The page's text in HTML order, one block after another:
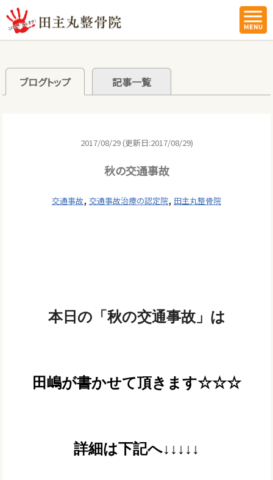
ブログトップ 記事一覧
2017/08/29 (更新日:2017/08/29)
秋の交通事故
交通事故, 交通事故治療の認定院, 田主丸整骨院
本日の「秋の交通事故」は
田嶋が書かせて頂きます☆☆☆
詳細は下記へ↓↓↓↓↓